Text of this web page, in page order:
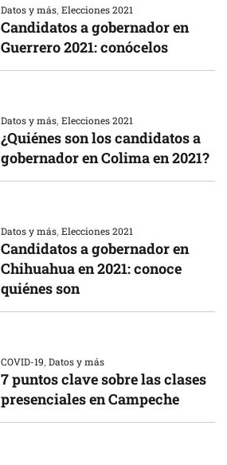
Datos y más,Elecciones 2021
Candidatos a gobernador en
Guerrero 2021: conócelos
Datos y más,Elecciones 2021
¿Quiénes son los candidatos a
gobernador en Colima en 2021?
Datos y más,Elecciones 2021
Candidatos a gobernador en
Chihuahua en 2021: conoce
quiénes son
COVID-19,Datos y más
7 puntos clave sobre las clases
presenciales en Campeche